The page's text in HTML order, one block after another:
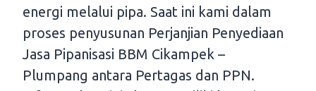
energi melalui pipa. Saat ini kami dalam
proses penyusunan Perjanjian Penyediaan
Jasa Pipanisasi BBM Cikampek –
Plumpang antara Pertagas dan PPN.